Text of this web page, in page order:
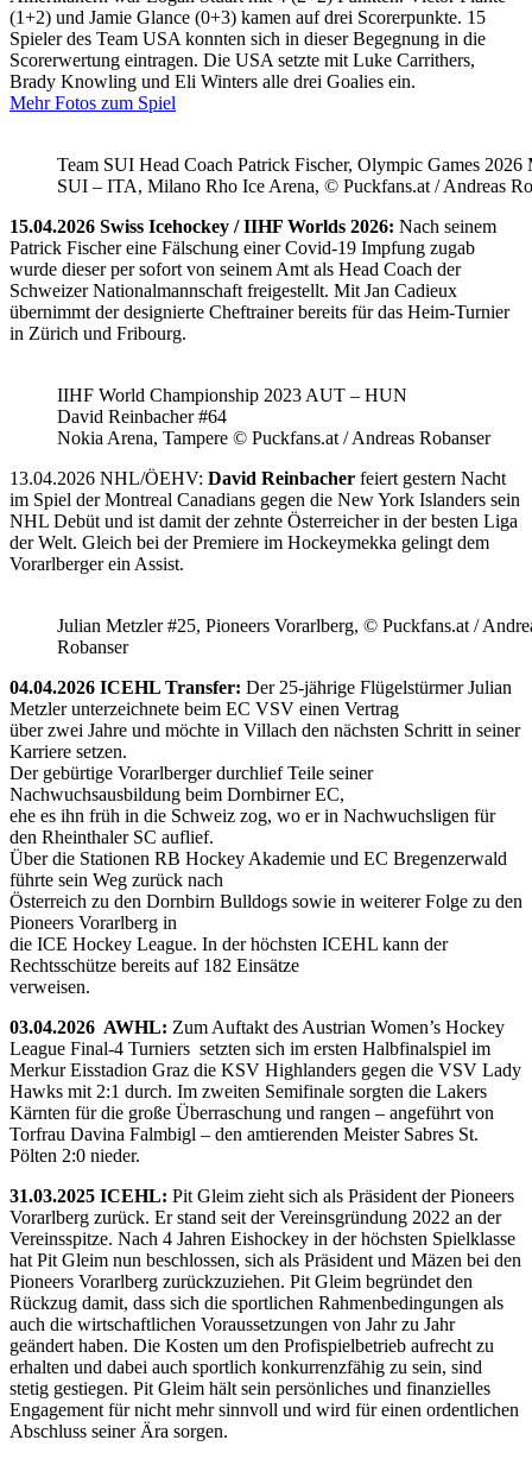
(1+2) und Jamie Glance (0+3) kamen auf drei Scorerpunkte. 15
Spieler des Team USA konnten sich in dieser Begegnung in die
Scorerwertung eintragen. Die USA setzte mit Luke Carrithers,
Brady Knowling und Eli Winters alle drei Goalies ein.
Mehr Fotos zum Spiel
Team SUI Head Coach Patrick Fischer, Olympic Games 2026
SUI – ITA, Milano Rho Ice Arena, © Puckfans.at / Andreas
15.04.2026 Swiss Icehockey / IIHF Worlds 2026: Nach seinem
Patrick Fischer eine Fälschung einer Covid-19 Impfung zugab
wurde dieser per sofort von seinem Amt als Head Coach der
Schweizer Nationalmannschaft freigestellt. Mit Jan Cadieux
übernimmt der designierte Cheftrainer bereits für das Heim-Turnier
in Zürich und Fribourg.
IIHF World Championship 2023 AUT – HUN
David Reinbacher #64
Nokia Arena, Tampere © Puckfans.at / Andreas Robanser
13.04.2026 NHL/ÖEHV: David Reinbacher feiert gestern Nacht
im Spiel der Montreal Canadians gegen die New York Islanders sein
NHL Debüt und ist damit der zehnte Österreicher in der besten Liga
der Welt. Gleich bei der Premiere im Hockeymekka gelingt dem
Vorarlberger ein Assist.
Julian Metzler #25, Pioneers Vorarlberg, © Puckfans.at /
Robanser
04.04.2026 ICEHL Transfer: Der 25-jährige Flügelstürmer Julian
Metzler unterzeichnete beim EC VSV einen Vertrag
über zwei Jahre und möchte in Villach den nächsten Schritt in seiner
Karriere setzen.
Der gebürtige Vorarlberger durchlief Teile seiner
Nachwuchsausbildung beim Dornbirner EC,
ehe es ihn früh in die Schweiz zog, wo er in Nachwuchsligen für
den Rheinthaler SC auflief.
Über die Stationen RB Hockey Akademie und EC Bregenzerwald
führte sein Weg zurück nach
Österreich zu den Dornbirn Bulldogs sowie in weiterer Folge zu den
Pioneers Vorarlberg in
die ICE Hockey League. In der höchsten ICEHL kann der
Rechtsschütze bereits auf 182 Einsätze
verweisen.
03.04.2026 AWHL: Zum Auftakt des Austrian Women’s Hockey
League Final-4 Turniers setzten sich im ersten Halbfinalspiel im
Merkur Eisstadion Graz die KSV Highlanders gegen die VSV Lady
Hawks mit 2:1 durch. Im zweiten Semifinale sorgten die Lakers
Kärnten für die große Überraschung und rangen – angeführt von
Torfrau Davina Falmbigl – den amtierenden Meister Sabres St.
Pölten 2:0 nieder.
31.03.2025 ICEHL: Pit Gleim zieht sich als Präsident der Pioneers
Vorarlberg zurück. Er stand seit der Vereinsgründung 2022 an der
Vereinsspitze. Nach 4 Jahren Eishockey in der höchsten Spielklasse
hat Pit Gleim nun beschlossen, sich als Präsident und Mäzen bei den
Pioneers Vorarlberg zurückzuziehen. Pit Gleim begründet den
Rückzug damit, dass sich die sportlichen Rahmenbedingungen als
auch die wirtschaftlichen Voraussetzungen von Jahr zu Jahr
geändert haben. Die Kosten um den Profispielbetrieb aufrecht zu
erhalten und dabei auch sportlich konkurrenzfähig zu sein, sind
stetig gestiegen. Pit Gleim hält sein persönliches und finanzielles
Engagement für nicht mehr sinnvoll und wird für einen ordentlichen
Abschluss seiner Ära sorgen.